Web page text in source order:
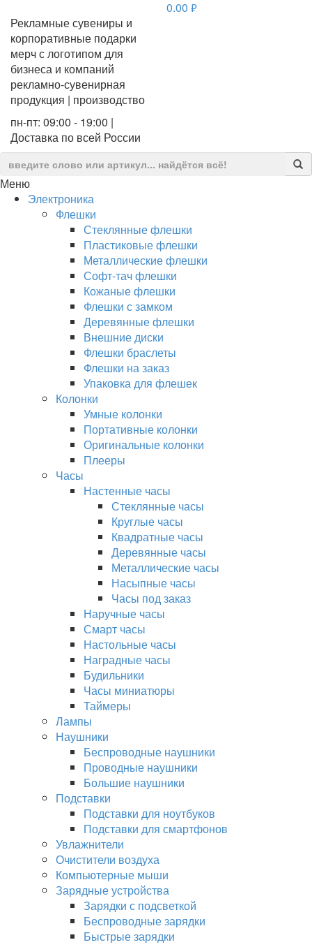
Рекламные сувениры и
корпоративные подарки
мерч с логотипом для
бизнеса и компаний
рекламно-сувенирная
продукция | производство
пн-пт: 09:00 - 19:00 |
Доставка по всей России
0.00 руб.
Меню
Электроника
Флешки
Стеклянные флешки
Пластиковые флешки
Металлические флешки
Софт-тач флешки
Кожаные флешки
Флешки с замком
Деревянные флешки
Внешние диски
Флешки браслеты
Флешки на заказ
Упаковка для флешек
Колонки
Умные колонки
Портативные колонки
Оригинальные колонки
Плееры
Часы
Настенные часы
Стеклянные часы
Круглые часы
Квадратные часы
Деревянные часы
Металлические часы
Насыпные часы
Часы под заказ
Наручные часы
Смарт часы
Настольные часы
Наградные часы
Будильники
Часы миниатюры
Таймеры
Лампы
Наушники
Беспроводные наушники
Проводные наушники
Большие наушники
Подставки
Подставки для ноутбуков
Подставки для смартфонов
Увлажнители
Очистители воздуха
Компьютерные мыши
Зарядные устройства
Зарядки с подсветкой
Беспроводные зарядки
Быстрые зарядки